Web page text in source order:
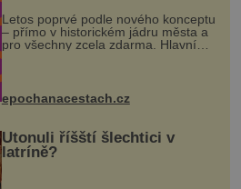
Letos poprvé podle nového konceptu
– přímo v historickém jádru města a
pro všechny zcela zdarma. Hlavní
program se odehraje na Karlově a
mohou těšit na víno, burčák, pes...
epochanacestach.cz
Utonuli říšští šlechtici v
latríně?